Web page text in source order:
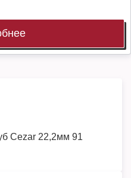
Cezar 22,2мм 91